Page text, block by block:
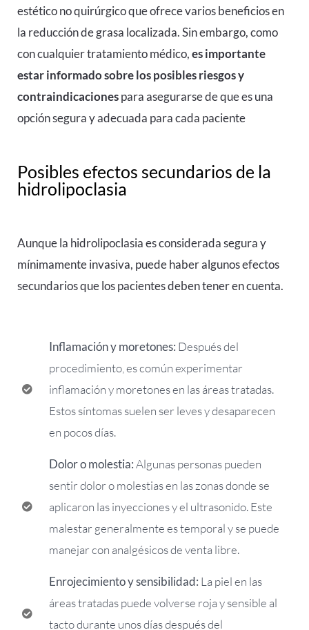
estético no quirúrgico que ofrece varios beneficios en
la reducción de grasa localizada. Sin embargo, como
con cualquier tratamiento médico,es importante
estar informado sobre los posibles riesgos y
contraindicacionespara asegurarse de que es una
opción segura y adecuada para cada paciente
Posibles efectos secundarios de la
hidrolipoclasia
Aunque la hidrolipoclasia es considerada segura y
mínimamente invasiva, puede haber algunos efectos
secundarios que los pacientes deben tener en cuenta.
Inflamación y moretones: Después del
procedimiento, es común experimentar
inflamación y moretones en las áreas tratadas.
Estos síntomas suelen ser leves y desaparecen
en pocos días.
Dolor o molestia:Algunas personas pueden
sentir dolor o molestias en las zonas donde se
aplicaron las inyecciones y el ultrasonido. Este
malestar generalmente es temporal y se puede
manejar con analgésicos de venta libre.
Enrojecimiento y sensibilidad: La piel en las
áreas tratadas puede volverse roja y sensible al
tacto durante unos días después del